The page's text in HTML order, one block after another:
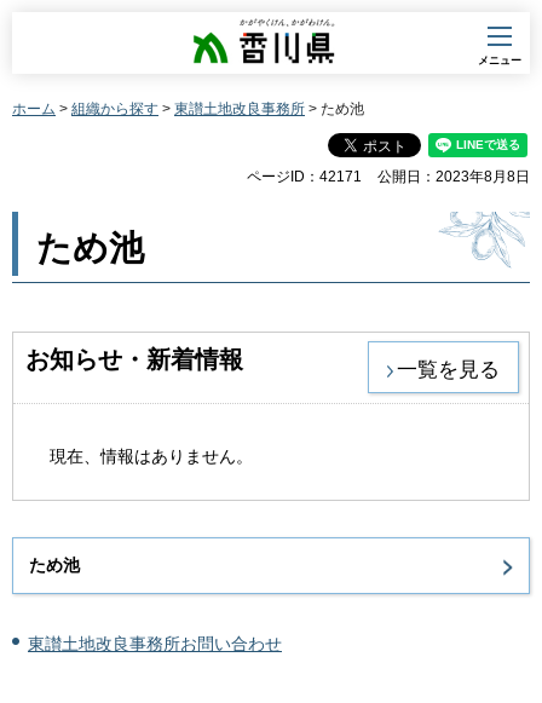
香川県
メニュー
ホーム > 組織から探す > 東讃土地改良事務所 > ため池
ページID：42171 公開日：2023年8月8日
ため池
お知らせ・新着情報 一覧を見る
現在、情報はありません。
ため池
東讃土地改良事務所お問い合わせ